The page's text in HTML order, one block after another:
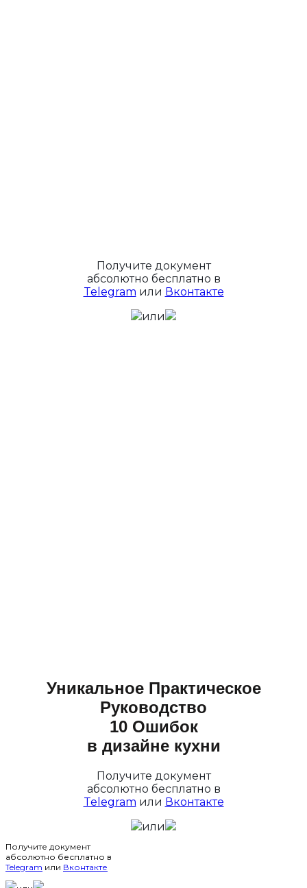
Получите документ
абсолютно бесплатно в
Telegram или Вконтакте
или
Уникальное Практическое
Руководство
10 Ошибок
в дизайне кухни
Получите документ
абсолютно бесплатно в
Telegram или Вконтакте
или
Получите документ
абсолютно бесплатно в
Telegram или Вконтакте